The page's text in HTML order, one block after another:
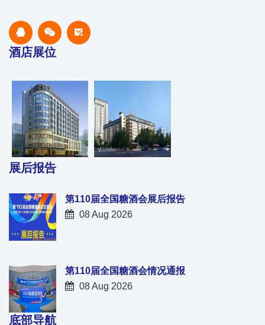
酒店展位
展后报告
第110届全国糖酒会展后报告
08 Aug 2026
第110届全国糖酒会情况通报
08 Aug 2026
底部导航